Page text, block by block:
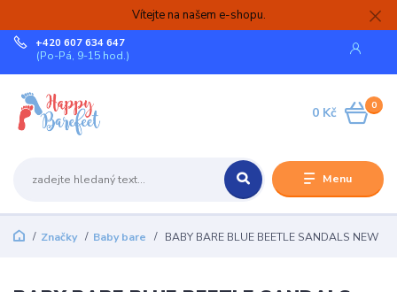
Vítejte na našem e-shopu.
Menu
+420 607 634 647
(Po-Pá, 9-15 hod.)
0
0 Kč
Značky Baby bare BABY BARE BLUE BEETLE SANDALS NEW